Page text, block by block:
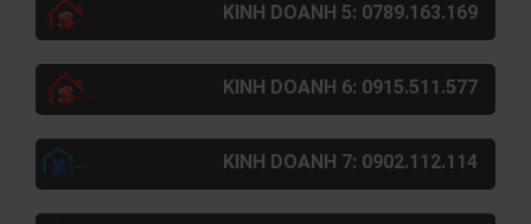
KINH DOANH 5: 0789.163.169
KINH DOANH 6: 0915.511.577
KINH DOANH 7: 0902.112.114